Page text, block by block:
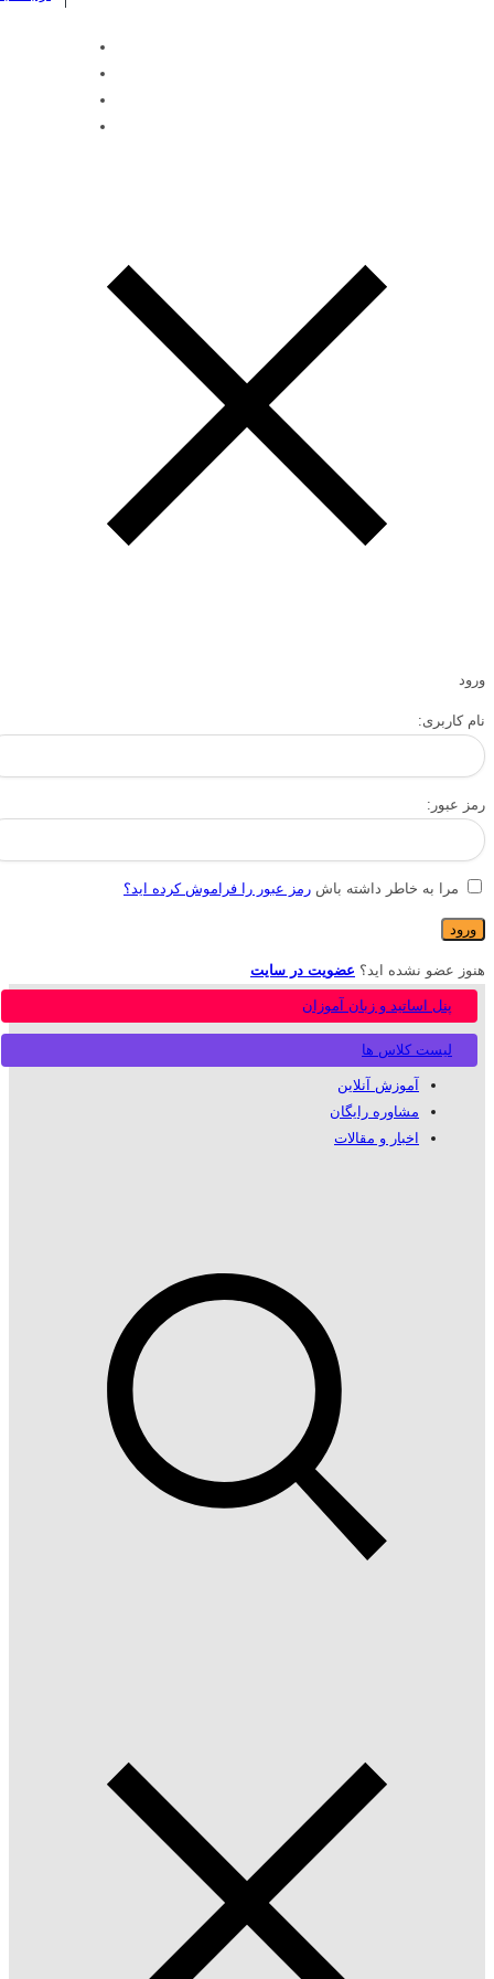
ورود
نام کاربری:
رمز عبور:
مرا به خاطر داشته باش رمز عبور را فراموش کرده اید؟
هنوز عضو نشده اید؟ عضویت در سایت
لیست کلاس ها
پنل اساتید و زبان آموزان
آموزش آنلاین
مشاوره رایگان
اخبار و مقالات